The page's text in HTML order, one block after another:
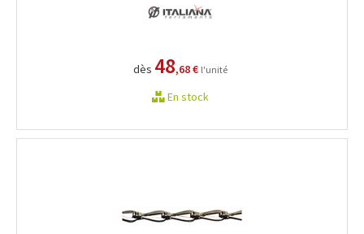
dès 48,68 € l'unité
En stock